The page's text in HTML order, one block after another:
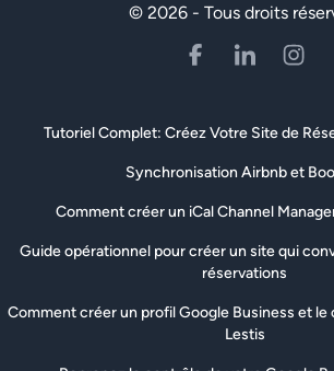
© 2026 - Tous droits
Tutoriel Complet: Créez Votre Site de
Synchronisation Airbnb et
Comment créer un iCal Channel
Guide opérationnel pour créer un site qui
réservations
Comment créer un profil Google Business et
Lestis